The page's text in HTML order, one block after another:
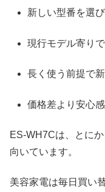
新しい型番を選
現行モデル寄り
長く使う前提で
価格差より安心
ES-WH7Cは、とに
向いています。
美容家電は毎日買い